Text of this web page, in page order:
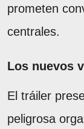
prometen
centrales.
Los nuevos
El tráiler
peligrosa